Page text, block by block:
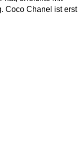
Coco Chanel ist erst